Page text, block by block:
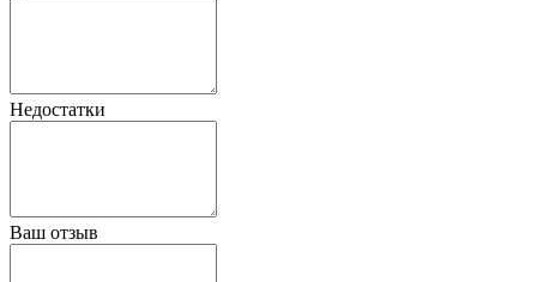
Недостатки
Ваш отзыв